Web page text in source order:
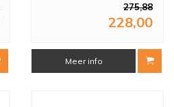
275,88
228,00
Meer info